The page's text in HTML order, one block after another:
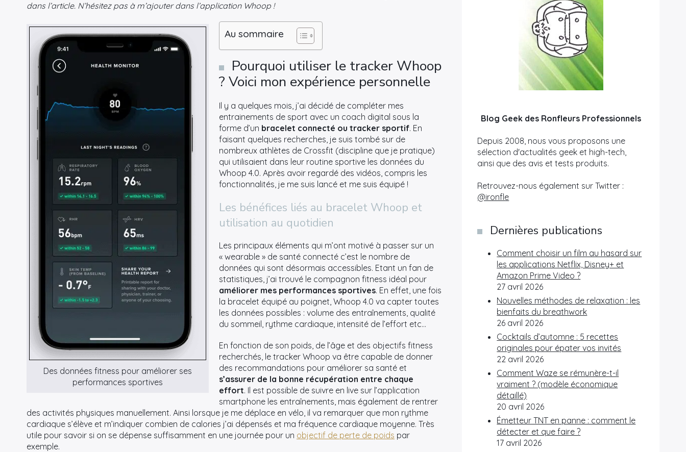
dans l’article. N’hésitez pas à m’ajouter dans l’application Whoop !
Des données fitness pour améliorer ses
performances sportives
Au sommaire
Pourquoi utiliser le tracker Whoop
? Voici mon expérience personnelle
Il y a quelques mois, j’ai décidé de compléter mes
entrainements de sport avec un coach digital sous la
forme d’un bracelet connecté ou tracker sportif. En
faisant quelques recherches, je suis tombé sur de
nombreux athlètes de Crossfit (discipline que je pratique)
qui utilisaient dans leur routine sportive les données du
Whoop 4.0. Après avoir regardé des vidéos, compris les
fonctionnalités, je me suis lancé et me suis équipé !
Les bénéfices liés au bracelet Whoop et
utilisation au quotidien
Les principaux éléments qui m’ont motivé à passer sur un
« wearable » de santé connecté c’est le nombre de
données qui sont désormais accessibles. Etant un fan de
statistiques, j’ai trouvé le compagnon fitness idéal pour
améliorer mes performances sportives. En effet, une fois
la bracelet équipé au poignet, Whoop 4.0 va capter toutes
les données possibles : volume des entraînements, qualité
du sommeil, rythme cardiaque, intensité de l’effort etc…
En fonction de son poids, de l’âge et des objectifs fitness
recherchés, le tracker Whoop va être capable de donner
des recommandations pour améliorer sa santé et
s’assurer de la bonne récupération entre chaque
effort. Il est possible de suivre en live sur l’application
smartphone les entraînements, mais également de rentrer
des activités physiques manuellement. Ainsi lorsque je me déplace en vélo, il va remarquer que mon rythme
cardiaque s’élève et m’indiquer combien de calories j’ai dépensés et ma fréquence cardiaque moyenne. Très
utile pour savoir si on se dépense suffisamment en une journée pour un objectif de perte de poids par
exemple.
Blog Geek des Ronfleurs Professionnels
Depuis 2008, nous vous proposons une
sélection d'actualités geek et high-tech,
ainsi que des avis et tests produits.
Retrouvez-nous également sur Twitter :
@ironfle
Dernières publications
Comment choisir un film au hasard sur
les applications Netflix, Disney+ et
Amazon Prime Video ?
27 avril 2026
Nouvelles méthodes de relaxation : les
bienfaits du breathwork
26 avril 2026
Cocktails d’automne : 5 recettes
originales pour épater vos invités
22 avril 2026
Comment Waze se rémunère-t-il
vraiment ? (modèle économique
détaillé)
20 avril 2026
Émetteur TNT en panne : comment le
détecter et que faire ?
17 avril 2026